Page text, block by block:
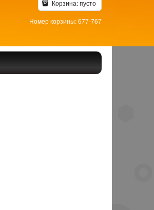
Корзина:пусто
Номер корзины: 677-767